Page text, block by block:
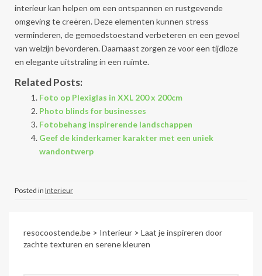
interieur kan helpen om een ontspannen en rustgevende
omgeving te creëren. Deze elementen kunnen stress
verminderen, de gemoedstoestand verbeteren en een gevoel
van welzijn bevorderen. Daarnaast zorgen ze voor een tijdloze
en elegante uitstraling in een ruimte.
Related Posts:
Foto op Plexiglas in XXL 200 x 200cm
Photo blinds for businesses
Fotobehang inspirerende landschappen
Geef de kinderkamer karakter met een uniek
wandontwerp
Posted in Interieur
resocoostende.be > Interieur > Laat je inspireren door
zachte texturen en serene kleuren